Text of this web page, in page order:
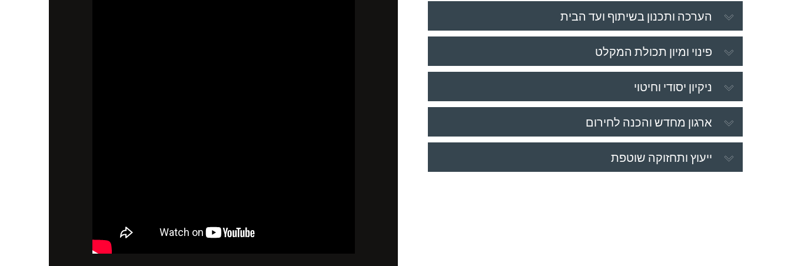
הערכה ותכנון בשיתוף ועד הבית
פינוי ומיון תכולת המקלט
ניקיון יסודי וחיטוי
ארגון מחדש והכנה לחירום
ייעוץ ותחזוקה שוטפת